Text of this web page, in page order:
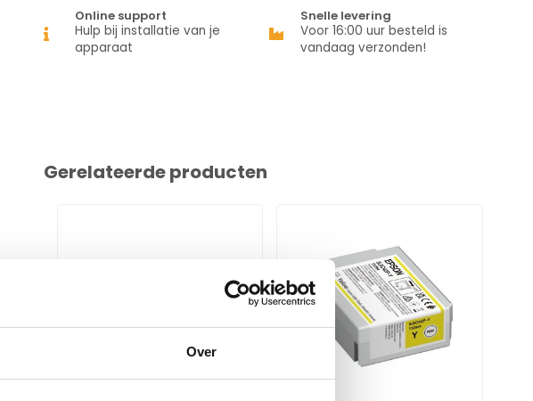
Over
Online support
Hulp bij installatie van je
apparaat
Snelle levering
Voor 16:00 uur besteld is
vandaag verzonden!
Gerelateerde producten